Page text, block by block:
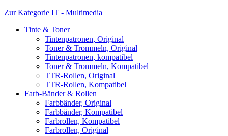
Zur Kategorie IT - Multimedia
Tinte & Toner
Tintenpatronen, Original
Toner & Trommeln, Original
Tintenpatronen, kompatibel
Toner & Trommeln, Kompatibel
TTR-Rollen, Original
TTR-Rollen, Kompatibel
Farb-Bänder & Rollen
Farbbänder, Original
Farbbänder, Kompatibel
Farbrollen, Kompatibel
Farbrollen, Original